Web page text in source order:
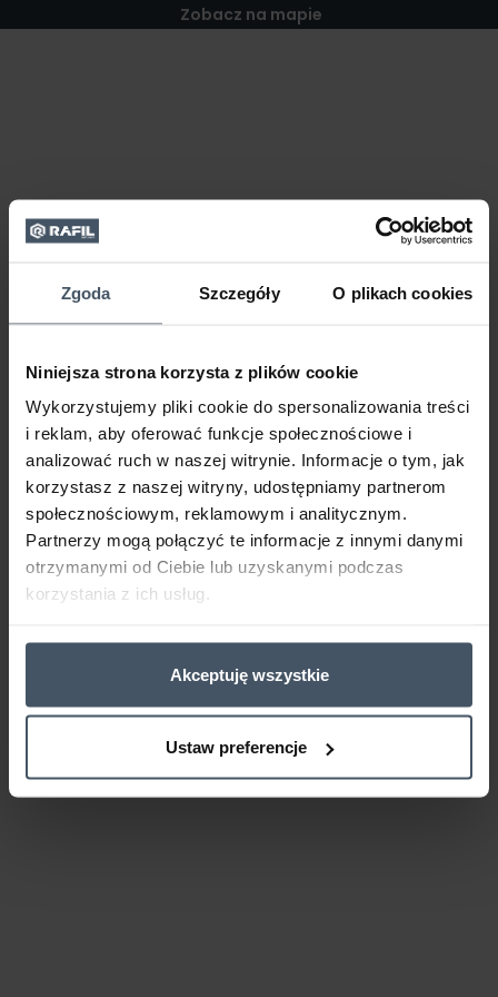
Zgoda Szczegóły O plikach cookies
Niniejsza strona korzysta z plików cookie
Wykorzystujemy pliki cookie do spersonalizowania treści
i reklam, aby oferować funkcje społecznościowe i
analizować ruch w naszej witrynie. Informacje o tym, jak
korzystasz z naszej witryny, udostępniamy partnerom
społecznościowym, reklamowym i analitycznym.
Partnerzy mogą połączyć te informacje z innymi danymi
otrzymanymi od Ciebie lub uzyskanymi podczas
korzystania z ich usług.
Akceptuję wszystkie
Ustaw preferencje
Zobacz na mapie